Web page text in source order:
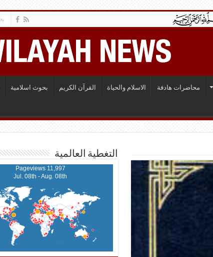
محاضرات هادفة الاسلام والحياة القرآن الكريم بحوث اسلامية
التغطية العالمية
11,997 Pageviews
Jul. 08th - Aug. 08th